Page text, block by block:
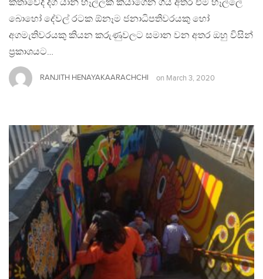
කතාවේදී දිග යාන් හෑල්ලක් කියාගෙන ගිය අතර එම හෑල්ලේ
බොහෝ දේවල් රටක ඕනෑම ජනාධිපතිවරයකු හෝ
අගමැතිවරයකු කියන කරුණුවලට සමාන වන අතර ඔහු විසින්
ප්‍රකාශයට…
RANJITH HENAYAKAARACHCHI on March 3, 2020